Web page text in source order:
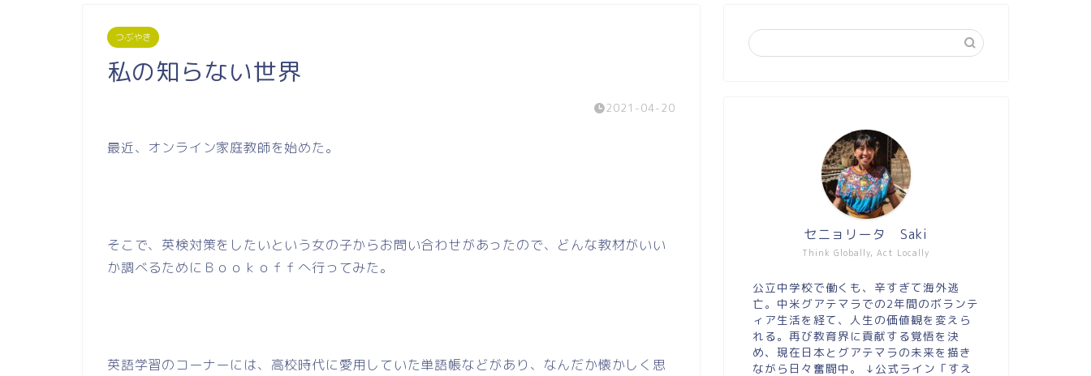
つぶやき
私の知らない世界
2021-04-20
最近、オンライン家庭教師を始めた。
そこで、英検対策をしたいという女の子からお問い合わせがあったので、どんな教材がいい
か調べるためにＢｏｏｋｏｆｆへ行ってみた。
英語学習のコーナーには、高校時代に愛用していた単語帳などがあり、なんだか懐かしく思
Think Globally, Act Locally
セニョリータ Saki
公立中学校で働くも、辛すぎて海外逃
亡。中米グアテマラでの2年間のボランテ
ィア生活を経て、人生の価値観を変えら
れる。再び教育界に貢献する覚悟を決
め、現在日本とグアテマラの未来を描き
ながら日々奮闘中。 ↓公式ライン「すえ